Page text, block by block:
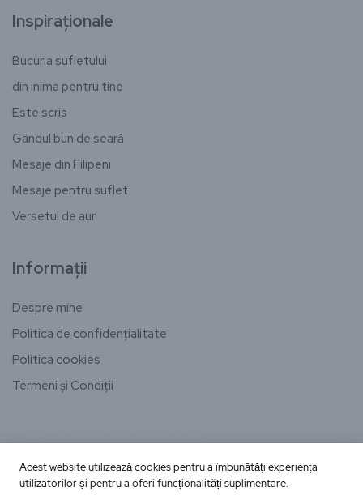
Inspiraționale
Bucuria sufletului
din inima pentru tine
Este scris
Gândul bun de seară
Mesaje din Filipeni
Mesaje pentru suflet
Versetul de aur
Informații
Despre mine
Politica de confidențialitate
Politica cookies
Termeni și Condiții
Acest website utilizează cookies pentru a îmbunătăți experiența
utilizatorilor și pentru a oferi funcționalități suplimentare.